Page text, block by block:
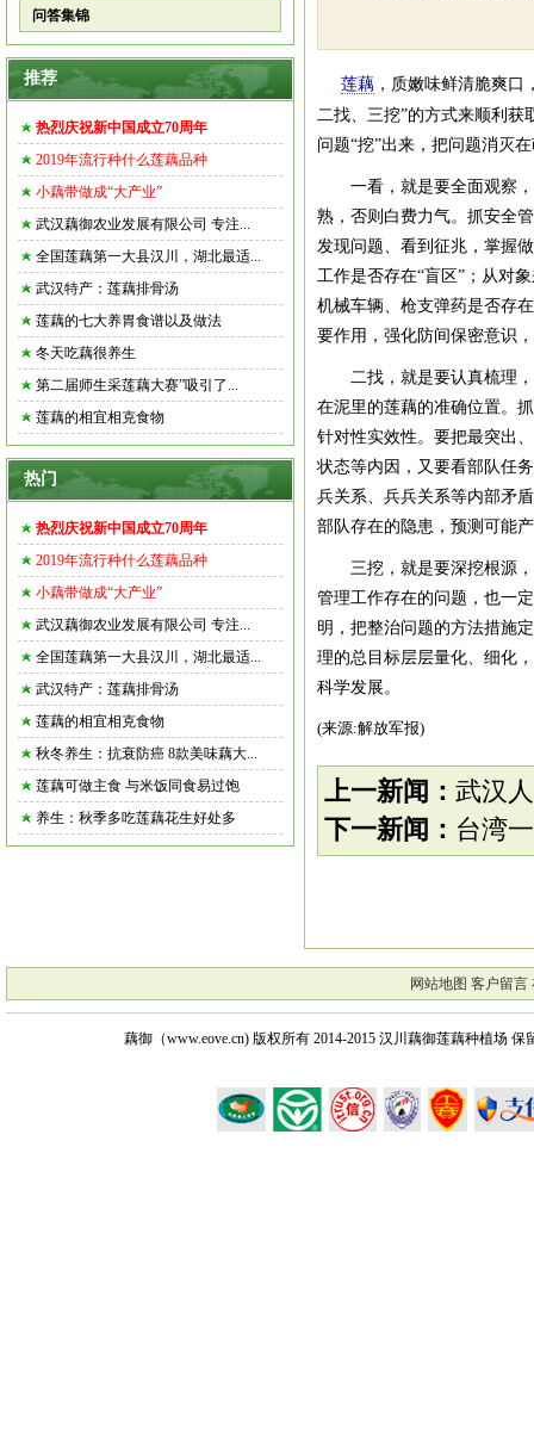
问答集锦
推荐
热烈庆祝新中国成立70周年
2019年流行种什么莲藕品种
小藕带做成“大产业”
武汉藕御农业发展有限公司 专注...
全国莲藕第一大县汉川，湖北最适...
武汉特产：莲藕排骨汤
莲藕的七大养胃食谱以及做法
冬天吃藕很养生
第二届师生采莲藕大赛”吸引了...
莲藕的相宜相克食物
热门
热烈庆祝新中国成立70周年
2019年流行种什么莲藕品种
小藕带做成“大产业”
武汉藕御农业发展有限公司 专注...
全国莲藕第一大县汉川，湖北最适...
武汉特产：莲藕排骨汤
莲藕的相宜相克食物
秋冬养生：抗衰防癌 8款美味藕大...
莲藕可做主食 与米饭同食易过饱
养生：秋季多吃莲藕花生好处多
莲藕 ，质嫩味鲜清脆爽
二找、三挖”的方式来顺利获
问题“挖”出来，把问题消灭
一看，就是要全面观察，
熟，否则白费力气。抓安全
发现问题、看到征兆，掌握
工作是否存在“盲区”；从对
机械车辆、枪支弹药是否存
要作用，强化防间保密意识
二找，就是要认真梳理，
在泥里的莲藕的准确位置。
针对性实效性。要把最突出
状态等内因，又要看部队任
兵关系、兵兵关系等内部矛
部队存在的隐患，预测可能
三挖，就是要深挖根源，
管理工作存在的问题，也一
明，把整治问题的方法措施
理的总目标层层量化、细化
科学发展。
(来源:解放军报)
上一新闻： 武汉
下一新闻： 台湾
网站地图 客户留言
藕御（www.eove.cn) 版权所有2014-2015 汉川藕御莲藕种植场 保